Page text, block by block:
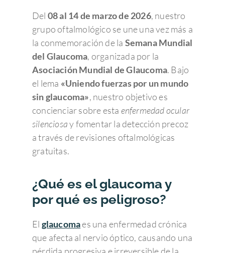
Del 08 al 14 de marzo de 2026, nuestro
grupo oftalmológico se une una vez más a
la conmemoración de la Semana Mundial
del Glaucoma, organizada por la
Asociación Mundial de Glaucoma. Bajo
el lema «Uniendo fuerzas por un mundo
sin glaucoma», nuestro objetivo es
concienciar sobre esta enfermedad ocular
silenciosay fomentar la detección precoz
a través de revisiones oftalmológicas
gratuitas.
¿Qué es el glaucoma y
por qué es peligroso?
El glaucomaes una enfermedad crónica
que afecta al nervio óptico, causando una